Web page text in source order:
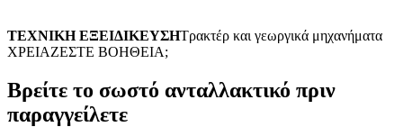
ΤΕΧΝΙΚΗ ΕΞΕΙΔΙΚΕΥΣΗΤρακτέρ και γεωργικά μηχανήματα
ΧΡΕΙΑΖΕΣΤΕ ΒΟΗΘΕΙΑ;
Βρείτε το σωστό ανταλλακτικό πριν
παραγγείλετε